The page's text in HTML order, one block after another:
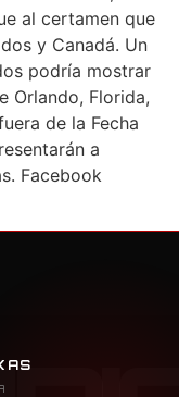
al certamen que
y Canadá. Un
podría mostrar
Orlando, Florida,
de la Fecha
a
Facebook